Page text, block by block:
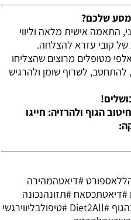
שלכם?
התאמה אישית מלאה וליווי
של קובי עזרא להצלחה.
מטופלים מרוצים שהצליחו
לשרוף שומן ולהרגיש
הגוף ולהרזיה: חייגו
#דיאטהמהירה
#תזונהנכונה
#ירידהבמשקל #אחוזישומן #חיטובהגוף #Diet2All #טיפולבליווירגשי